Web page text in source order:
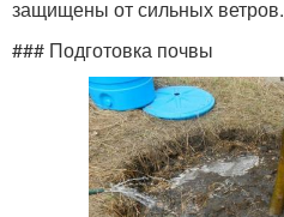
защищены от сильных ветров.
### Подготовка почвы